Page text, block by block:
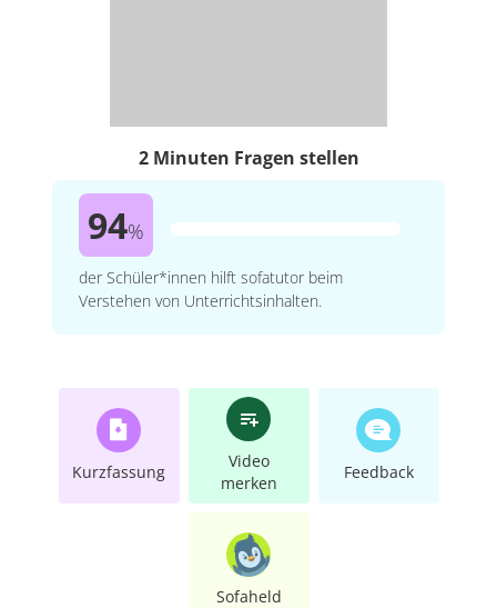
2 Minuten Fragen stellen
94%
der Schüler*innen hilft sofatutor beim
Verstehen von Unterrichtsinhalten.
Kurzfassung
Video
merken
Feedback
Sofaheld